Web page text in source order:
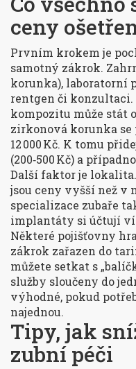
ceny
Prvním krokem je
samotný zákrok.
korunka), laboratorní
rentgen či
kompozitu může stát
zirkonová korunka se
12 000 Kč. K tomu
(200‑500 Kč) a
Další faktor je
jsou ceny vyšší než v
specializace zubaře
implantáty si účtují
Některé pojišťovny
zákrok zařazen do
můžete setkat s
služby sloučeny do
výhodné, pokud
najednou.
Tipy, jak
zubní péči